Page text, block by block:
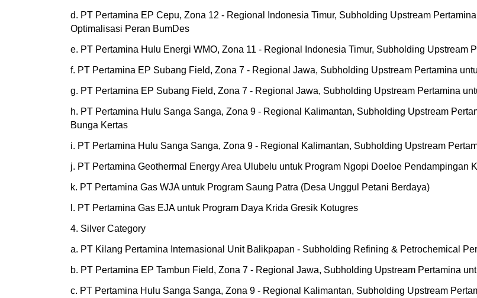
d. PT Pertamina EP Cepu, Zona 12 - Regional Indonesia Timur, Subholding Upstream
Optimalisasi Peran BumDes
e. PT Pertamina Hulu Energi WMO, Zona 11 - Regional Indonesia Timur, Subholding Upstream
f. PT Pertamina EP Subang Field, Zona 7 - Regional Jawa, Subholding Upstream Pertamina
g. PT Pertamina EP Subang Field, Zona 7 - Regional Jawa, Subholding Upstream Pertamina
h. PT Pertamina Hulu Sanga Sanga, Zona 9 - Regional Kalimantan, Subholding Upstream
Bunga Kertas
i. PT Pertamina Hulu Sanga Sanga, Zona 9 - Regional Kalimantan, Subholding Upstream
j. PT Pertamina Geothermal Energy Area Ulubelu untuk Program Ngopi Doeloe Pendampingan
k. PT Pertamina Gas WJA untuk Program Saung Patra (Desa Unggul Petani Berdaya)
l. PT Pertamina Gas EJA untuk Program Daya Krida Gresik Kotugres
4. Silver Category
a. PT Kilang Pertamina Internasional Unit Balikpapan - Subholding Refining & Petrochemical
b. PT Pertamina EP Tambun Field, Zona 7 - Regional Jawa, Subholding Upstream Pertamina
c. PT Pertamina Hulu Sanga Sanga, Zona 9 - Regional Kalimantan, Subholding Upstream